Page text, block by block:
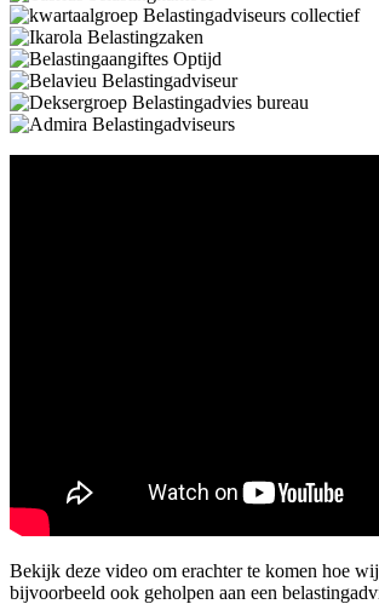
Bekijk deze video om erachter te komen hoe
bijvoorbeeld ook geholpen aan een